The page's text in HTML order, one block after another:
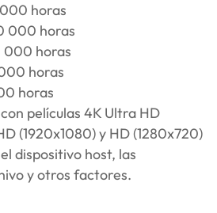
horas
000 horas
000 horas
horas
horas
películas 4K Ultra HD
(1920x1080) y HD (1280x720)
dispositivo host, las
y otros factores.